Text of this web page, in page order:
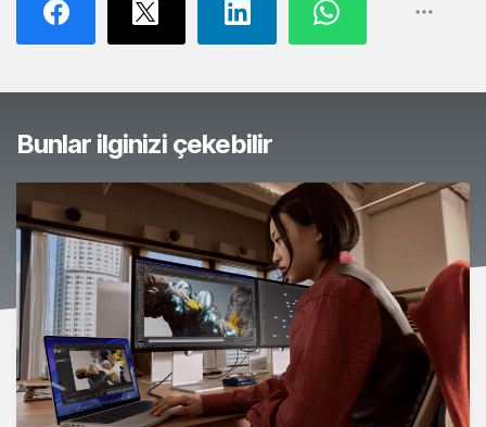
Bunlar ilginizi çekebilir